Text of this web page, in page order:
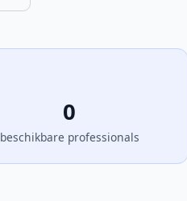
0
beschikbare professionals